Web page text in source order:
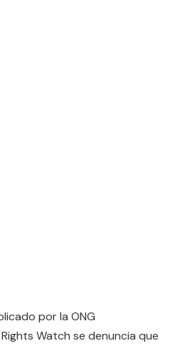
por la ONG
Watch se denuncia que